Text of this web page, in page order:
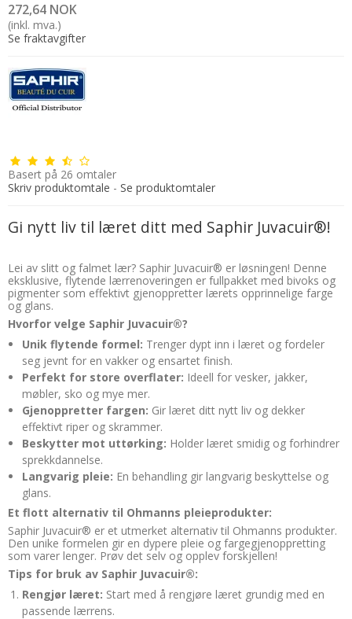
272,64 NOK
(inkl. mva.)
Se fraktavgifter
Basert på 26 omtaler
Skriv produktomtale - Se produktomtaler
Gi nytt liv til læret ditt med Saphir Juvacuir®!
Lei av slitt og falmet lær? Saphir Juvacuir® er løsningen! Denne
eksklusive, flytende lærrenoveringen er fullpakket med bivoks og
pigmenter som effektivt gjenoppretter lærets opprinnelige farge
og glans.
Hvorfor velge Saphir Juvacuir®?
Unik flytende formel: Trenger dypt inn i læret og fordeler
seg jevnt for en vakker og ensartet finish.
Perfekt for store overflater: Ideell for vesker, jakker,
møbler, sko og mye mer.
Gjenoppretter fargen: Gir læret ditt nytt liv og dekker
effektivt riper og skrammer.
Beskytter mot uttørking: Holder læret smidig og forhindrer
sprekkdannelse.
Langvarig pleie: En behandling gir langvarig beskyttelse og
glans.
Et flott alternativ til Ohmanns pleieprodukter:
Saphir Juvacuir® er et utmerket alternativ til Ohmanns produkter.
Den unike formelen gir en dypere pleie og fargegjenoppretting
som varer lenger. Prøv det selv og opplev forskjellen!
Tips for bruk av Saphir Juvacuir®:
Rengjør læret: Start med å rengjøre læret grundig med en
passende lærrens.